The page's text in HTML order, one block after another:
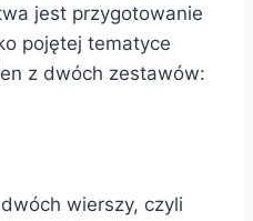
jest przygotowanie
pojętej tematyce
z dwóch zestawów:
wierszy, czyli